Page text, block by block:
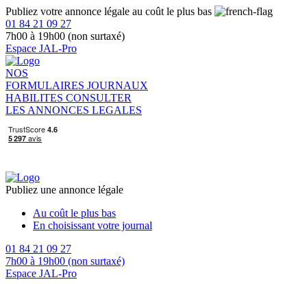
Publiez votre annonce légale au coût le plus bas
01 84 21 09 27
7h00 à 19h00 (non surtaxé)
Espace JAL-Pro
NOS
FORMULAIRES JOURNAUX
HABILITES CONSULTER
LES ANNONCES LEGALES
Publiez une annonce légale
Au coût le plus bas
En choisissant votre journal
01 84 21 09 27
7h00 à 19h00 (non surtaxé)
Espace JAL-Pro